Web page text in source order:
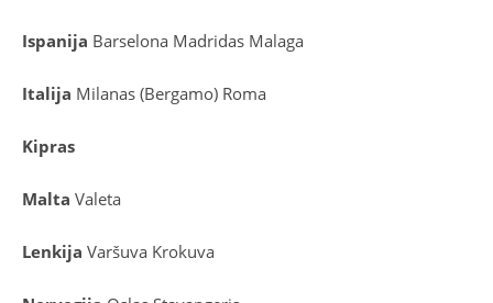
Ispanija Barselona Madridas Malaga
Italija Milanas (Bergamo) Roma
Kipras
Malta Valeta
Lenkija Varšuva Krokuva